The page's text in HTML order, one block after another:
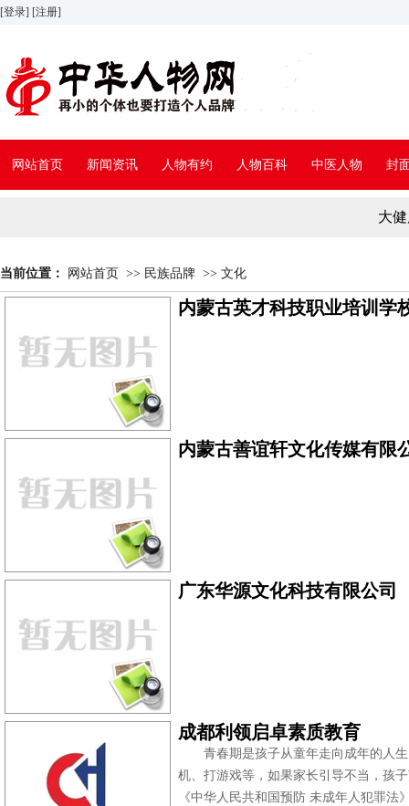
[登录] [注册]
网站首页 新闻资讯 人物有约 人物百科 中医人物 封
大
当前位置： 网站首页 >> 民族品牌 >> 文化
内蒙古英才科技职业培训学
内蒙古善谊轩文化传媒有限
广东华源文化科技有限公司
成都利领启卓素质教育
青春期是孩子从童年走向成年的人
机、打游戏等，如果家长引导不当，孩
《中华人民共和国预防 未成年人犯罪